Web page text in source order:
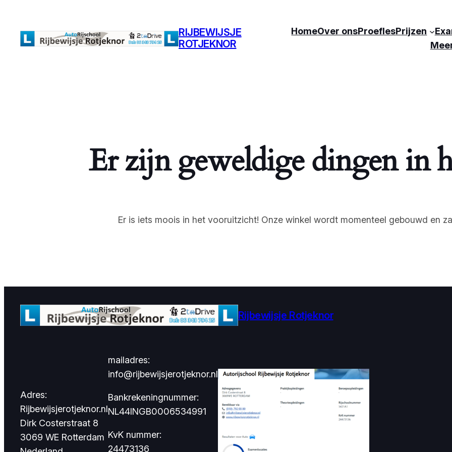
RIJBEWIJSJE
ROTJEKNOR
HomeOver onsProeflesPrijzen
Er zijn geweldige dingen in
Er is iets moois in het vooruitzicht! Onze winkel wordt momenteel gebouwd en
Rijbewijsje Rotjeknor
Adres:
Rijbewijsjerotjeknor.nl
Dirk Costerstraat 8
3069 WE Rotterdam
mailadres:
info@rijbewijsjerotjeknor.nl
Bankrekeningnummer:
NL44INGB0006534991
KvK nummer:
24473136